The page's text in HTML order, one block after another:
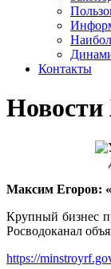
Контакты
Максим Егоров:
Крупный бизнес
Росводоканал
https://